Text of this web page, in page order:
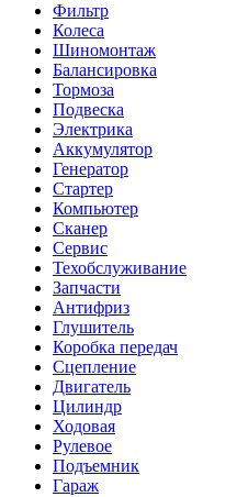
Фильтр
Колеса
Шиномонтаж
Балансировка
Тормоза
Подвеска
Электрика
Аккумулятор
Генератор
Стартер
Компьютер
Сканер
Сервис
Техобслуживание
Запчасти
Антифриз
Глушитель
Коробка передач
Сцепление
Двигатель
Цилиндр
Ходовая
Рулевое
Подъемник
Гараж